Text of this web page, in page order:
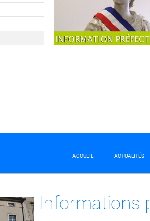
ACCUEIL ACTUALITÉS
Informations